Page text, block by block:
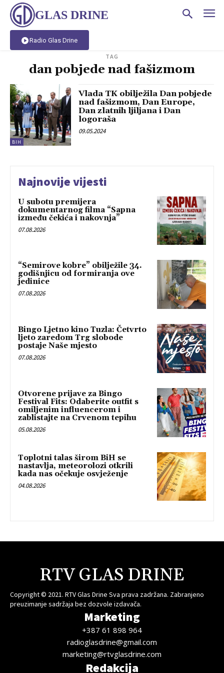
GLAS DRINE
Radio Glas Drine
TAG
dan pobjede nad fašizmom
BIH
Vlada TK obilježila Dan pobjede
nad fašizmom, Dan Europe,
Dan zlatnih ljiljana i Dan
logoraša
09.05.2024
Najnovije vijesti
U subotu premijera
dokumentarnog filma “Sapna
između čekića i nakovnja”
07.08.2026
“Semirove kobre” obilježile 34.
godišnjicu od formiranja ove
jedinice
07.08.2026
Bingo Ljetno kino Tuzla: Četvrto
ljeto zaredom Trg slobode
postaje Naše mjesto
07.08.2026
Otvorene prijave za Bingo
Festival Fits: Odaberite outfit s
omiljenim influencerom i
zablistajte na Crvenom tepihu
05.08.2026
Toplotni talas širom BiH se
nastavlja, meteorolozi otkrili
kada nas očekuje osvježenje
04.08.2026
RTV GLAS DRINE
Copyright © 2021. RTV Glas Drine Sva prava zadržana. Zabranjeno
preuzimanje sadržaja bez dozvole izdavača.
Marketing
+387 61 898 964
radioglasdrine@gmail.com
marketing@rtvglasdrine.com
Redakcija